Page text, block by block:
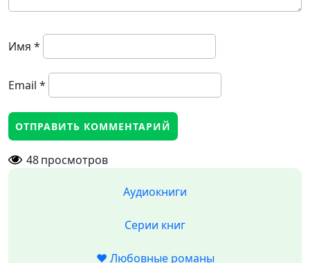
Имя *
Email *
48просмотров
Аудиокниги
Серии книг
❤️ Любовные романы